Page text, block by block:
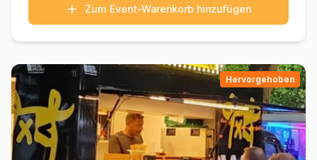
Zum Event-Warenkorb hinzufügen
Hervorgehoben